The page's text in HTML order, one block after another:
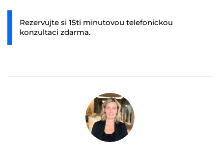
Rezervujte si 15ti minutovou telefonickou
konzultaci zdarma.